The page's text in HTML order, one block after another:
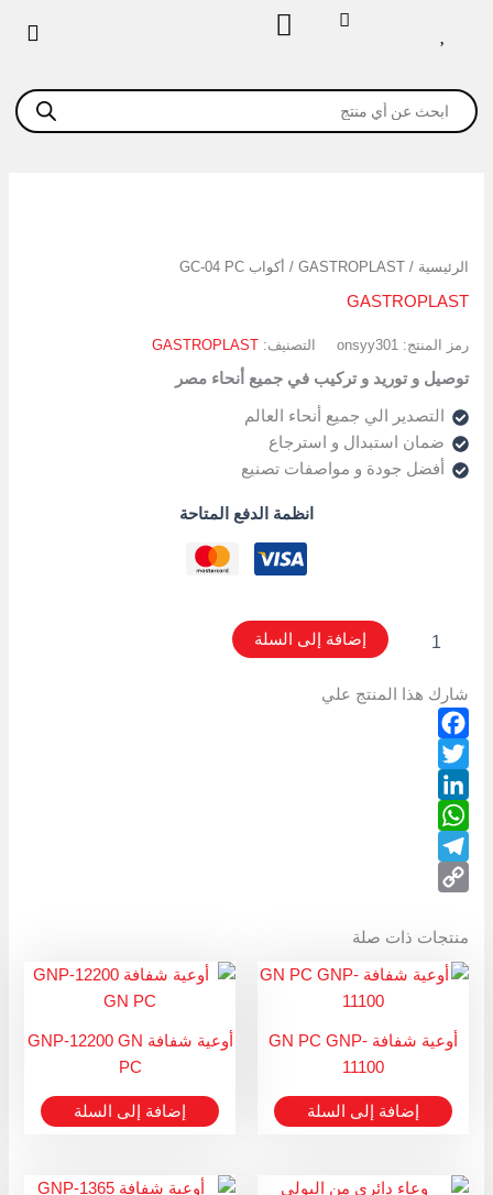
Products
search
الرئيسية /
GASTROPLAST / أكواب GC-04 PC
GASTROPLAST
رمز المنتج:onsyy301 التصنيف:GASTROPLAST
توصيل و توريد و تركيب في جميع أنحاء مصر
التصدير الي جميع أنحاء العالم
ضمان استبدال و استرجاع
أفضل جودة و مواصفات تصنيع
انظمة الدفع المتاحة
04
PC
إضافة إلى السلة
شارك هذا المنتج علي
Facebook
Twitter
LinkedIn
WhatsApp
Telegram
Link
منتجات ذات صلة
أوعية شفافة GN PC GNP-
11100
إضافة إلى السلة
أوعية شفافة GNP-12200 GN
PC
إضافة إلى السلة